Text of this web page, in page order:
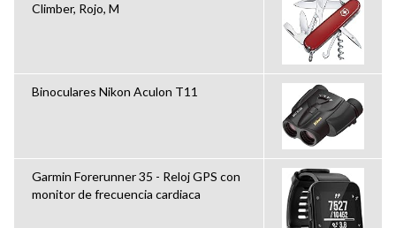
Climber, Rojo, M
Binoculares Nikon Aculon T11
Garmin Forerunner 35 - Reloj GPS con
monitor de frecuencia cardiaca